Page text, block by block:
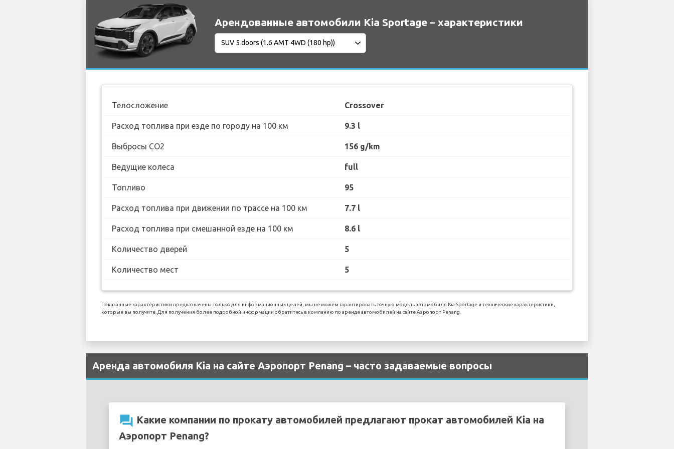
Арендованные автомобили Kia Sportage – характеристики
Телосложение Crossover
Расход топлива при езде по городу на 100 км 9.3 l
Выбросы CO2 156 g/km
Ведущие колеса full
Топливо 95
Расход топлива при движении по трассе на 100 км 7.7 l
Расход топлива при смешанной езде на 100 км 8.6 l
Количество дверей 5
Количество мест 5
Показанные характеристики предназначены только для информационных целей, мы не можем гарантировать точную модель автомобиля Kia Sportage и технические характеристики,
которые вы получите. Для получения более подробной информации обратитесь в компанию по аренде автомобилей на сайте Аэропорт Penang.
Аренда автомобиля Kia на сайте Аэропорт Penang – часто задаваемые вопросы
question_answer Какие компании по прокату автомобилей предлагают прокат автомобилей Kia на
Аэропорт Penang?